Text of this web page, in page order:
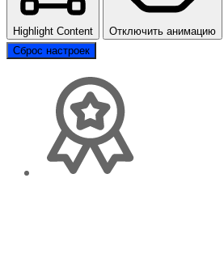
Highlight Content Отключить анимацию
Сброс настроек